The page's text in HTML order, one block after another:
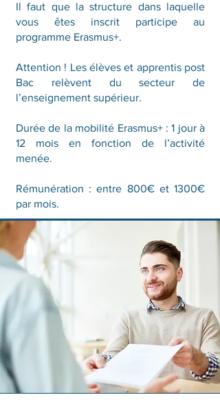
Il faut que la structure dans laquelle
vous êtes inscrit participe au
programme Erasmus+.
Attention ! Les élèves et apprentis post
Bac relèvent du secteur de
l’enseignement supérieur.
Durée de la mobilité Erasmus+ : 1 jour à
12 mois en fonction de l’activité
menée.
Rémunération : entre 800€ et 1300€
par mois.